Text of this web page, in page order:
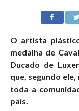
O artista
medalha de
Ducado de
que, segundo
toda a
país.